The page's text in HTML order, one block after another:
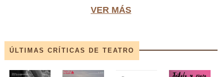
VER MÁS
ÚLTIMAS CRÍTICAS DE TEATRO